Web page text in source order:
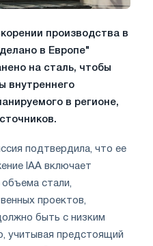
производства в
в Европе"
на сталь, чтобы
внутреннего
в регионе,
подтвердила, что ее
IAA включает
стали,
проектов,
быть с низким
учитывая предстоящий